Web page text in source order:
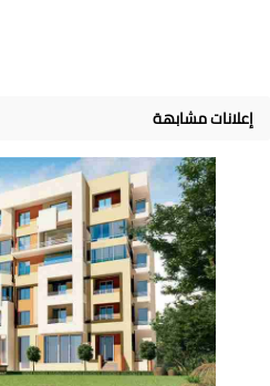
إعلانات مشابهة